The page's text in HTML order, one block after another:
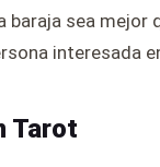
baraja sea
interesada
Tarot